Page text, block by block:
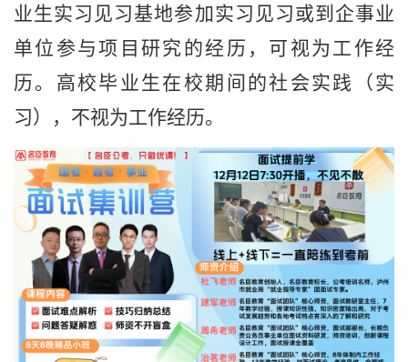
业生实习见习基地参加实习 见习或到企事业
单位参与项目研究的经历， 可视为 工作经
历。高校毕业生在校期间的社会实践
（实
习）
，不视为工作经历。